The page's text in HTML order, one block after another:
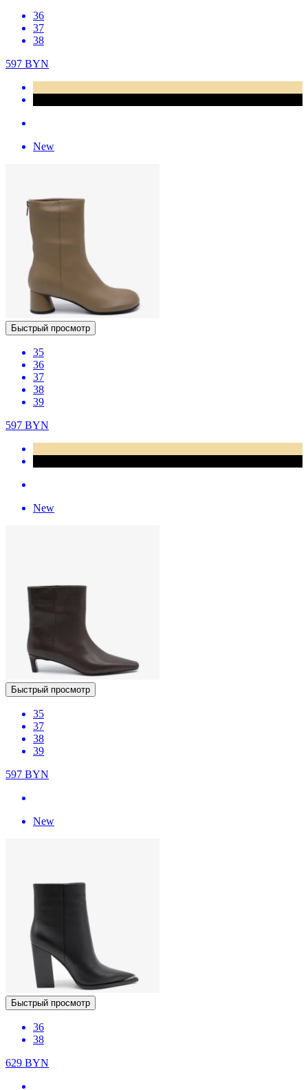
36
37
38
597 BYN
New
Быстрый просмотр
35
36
37
38
39
597 BYN
New
Быстрый просмотр
35
37
38
39
597 BYN
New
Быстрый просмотр
36
38
629 BYN